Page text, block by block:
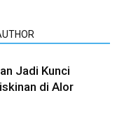
Jadi Kunci
di Alor